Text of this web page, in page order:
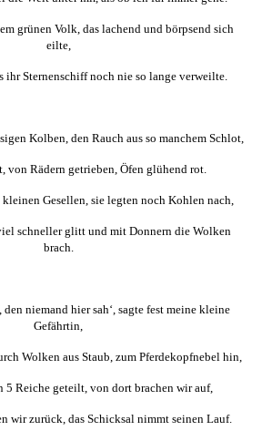
grünen Volk, das lachend und börpsend sich
eilte,
ihr Sternenschiff noch nie so lange verweilte.
Kolben, den Rauch aus so manchem Schlot,
von Rädern getrieben, Öfen glühend rot.
Gesellen, sie legten noch Kohlen nach,
schneller glitt und mit Donnern die Wolken
brach.
den niemand hier sah‘, sagte fest meine kleine
Gefährtin,
Wolken aus Staub, zum Pferdekopfnebel hin,
5 Reiche geteilt, von dort brachen wir auf,
wir zurück, das Schicksal nimmt seinen Lauf.